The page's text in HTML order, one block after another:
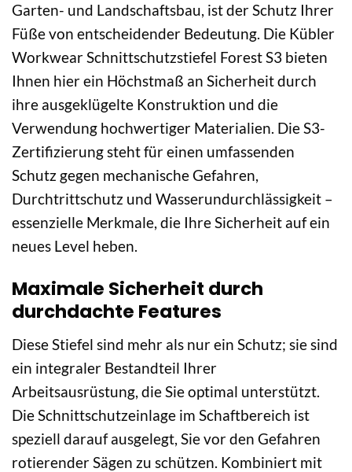
Garten- und Landschaftsbau, ist der Schutz Ihrer
Füße von entscheidender Bedeutung. Die Kübler
Workwear Schnittschutzstiefel Forest S3 bieten
Ihnen hier ein Höchstmaß an Sicherheit durch
ihre ausgeklügelte Konstruktion und die
Verwendung hochwertiger Materialien. Die S3-
Zertifizierung steht für einen umfassenden
Schutz gegen mechanische Gefahren,
Durchtrittschutz und Wasserundurchlässigkeit –
essenzielle Merkmale, die Ihre Sicherheit auf ein
neues Level heben.
Maximale Sicherheit durch
durchdachte Features
Diese Stiefel sind mehr als nur ein Schutz; sie sind
ein integraler Bestandteil Ihrer
Arbeitsausrüstung, die Sie optimal unterstützt.
Die Schnittschutzeinlage im Schaftbereich ist
speziell darauf ausgelegt, Sie vor den Gefahren
rotierender Sägen zu schützen. Kombiniert mit